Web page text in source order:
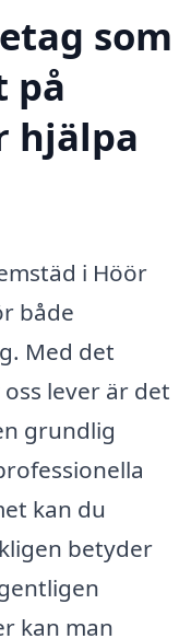
som
på
hjälpa
i Höör
både
Med det
lever är det
grundlig
kan du
betyder
kan man